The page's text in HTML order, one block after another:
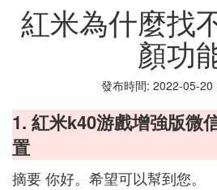
紅米為什麼找
顏功
發布時間: 2022-05-20
1. 紅米k40游戲增強版微
置
摘要 你好。希望可以幫到您。